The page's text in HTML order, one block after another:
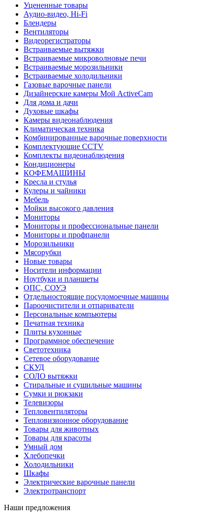
Уцененные товары
Аудио-видео, Hi-Fi
Блендеры
Вентиляторы
Видеорегистраторы
Встраиваемые вытяжки
Встраиваемые микроволновые печи
Встраиваемые морозильники
Встраиваемые холодильники
Газовые варочные панели
Дизайнерские камеры Мой ActiveCam
Для дома и дачи
Духовые шкафы
Камеры видеонаблюдения
Климатическая техника
Комбинированные варочные поверхности
Комплектующие CCTV
Комплекты видеонаблюдения
Кондиционеры
КОФЕМАШИНЫ
Кресла и стулья
Кулеры и чайники
Мебель
Мойки высокого давления
Мониторы
Мониторы и профессиональные панели
Мониторы и профпанели
Морозильники
Мясорубки
Новые товары
Носители информации
Ноутбуки и планшеты
ОПС, СОУЭ
Отдельностоящие посудомоечные машины
Пароочистители и отпариватели
Персональные компьютеры
Печатная техника
Плиты кухонные
Программное обеспечение
Светотехника
Сетевое оборудование
СКУД
СОЛО вытяжки
Стиральные и сушильные машины
Сумки и рюкзаки
Телевизоры
Тепловентиляторы
Тепловизионное оборудование
Товары для животных
Товары для красоты
Умный дом
Хлебопечки
Холодильники
Шкафы
Электрические варочные панели
Электротранспорт
Наши предложения